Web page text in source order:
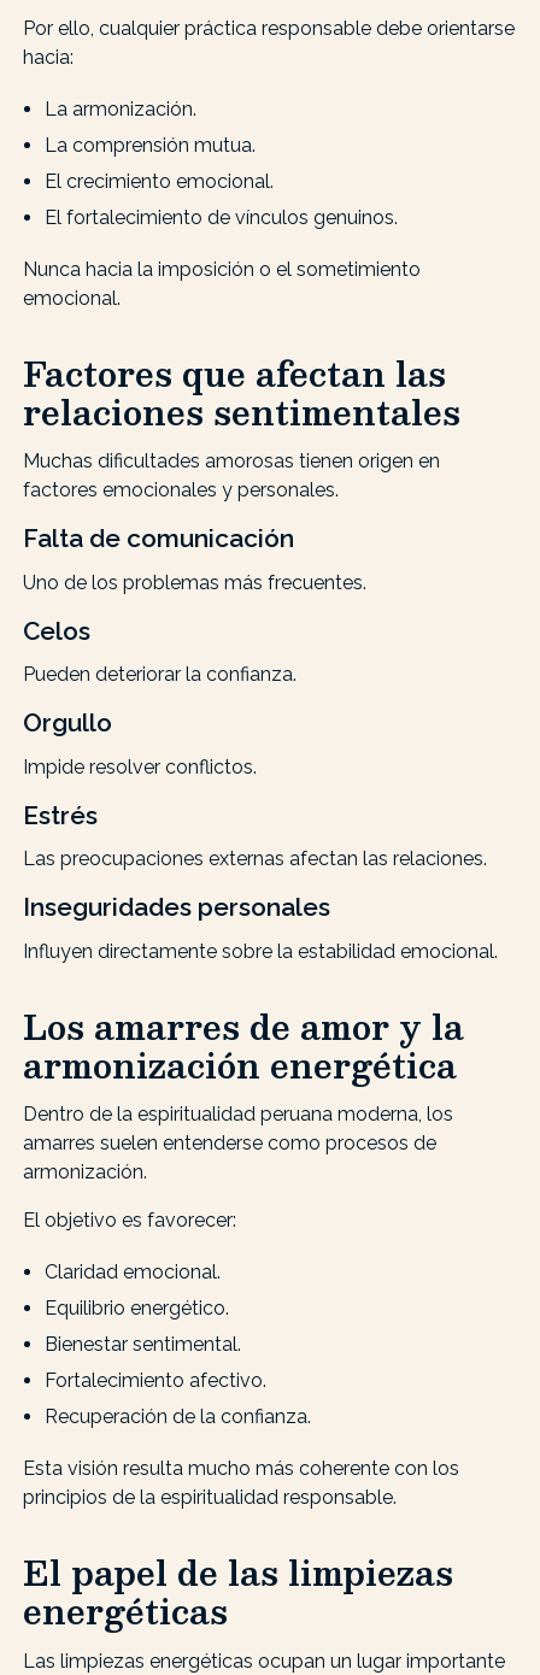
Por ello, cualquier práctica responsable debe orientarse
hacia:
La armonización.
La comprensión mutua.
El crecimiento emocional.
El fortalecimiento de vínculos genuinos.
Nunca hacia la imposición o el sometimiento
emocional.
Factores que afectan las
relaciones sentimentales
Muchas dificultades amorosas tienen origen en
factores emocionales y personales.
Falta de comunicación
Uno de los problemas más frecuentes.
Celos
Pueden deteriorar la confianza.
Orgullo
Impide resolver conflictos.
Estrés
Las preocupaciones externas afectan las relaciones.
Inseguridades personales
Influyen directamente sobre la estabilidad emocional.
Los amarres de amor y la
armonización energética
Dentro de la espiritualidad peruana moderna, los
amarres suelen entenderse como procesos de
armonización.
El objetivo es favorecer:
Claridad emocional.
Equilibrio energético.
Bienestar sentimental.
Fortalecimiento afectivo.
Recuperación de la confianza.
Esta visión resulta mucho más coherente con los
principios de la espiritualidad responsable.
El papel de las limpiezas
energéticas
Las limpiezas energéticas ocupan un lugar importante